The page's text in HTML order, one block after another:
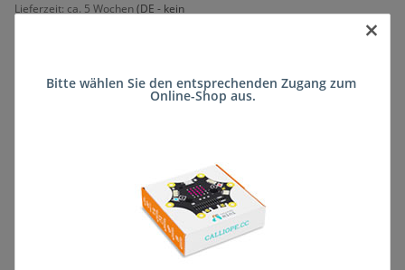
Lieferzeit: ca. 5 Wochen(DE - kein
Frage zum Artikel
×
Bitte wählen Sie den entsprechenden Zugang zum
Online-Shop aus.